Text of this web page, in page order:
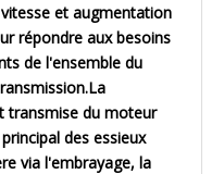
et augmentation
répondre aux besoins
de l'ensemble du
transmise du moteur
des essieux
via l'embrayage, la